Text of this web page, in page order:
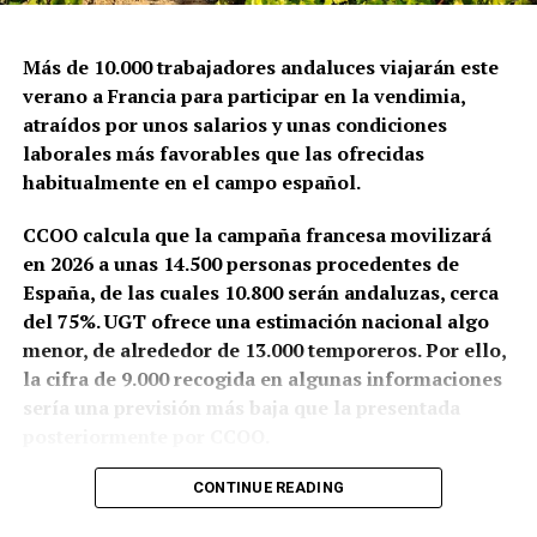
Más de 10.000 trabajadores andaluces viajarán este
verano a Francia para participar en la vendimia,
atraídos por unos salarios y unas condiciones
laborales más favorables que las ofrecidas
habitualmente en el campo español.
CCOO calcula que la campaña francesa movilizará
en 2026 a unas 14.500 personas procedentes de
España, de las cuales 10.800 serán andaluzas, cerca
del 75%. UGT ofrece una estimación nacional algo
menor, de alrededor de 13.000 temporeros. Por ello,
la cifra de 9.000 recogida en algunas informaciones
sería una previsión más baja que la presentada
Granada y Jaén aportarán conjuntamente unos 8.000
trabajadores. También partirán cuadrillas desde la
CONTINUE READING